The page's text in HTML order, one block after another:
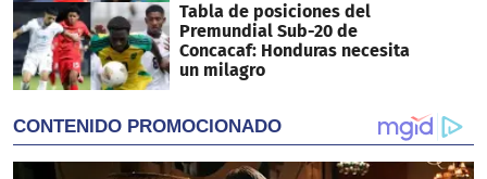
Tabla de posiciones del
Premundial Sub-20 de
Concacaf: Honduras necesita
un milagro